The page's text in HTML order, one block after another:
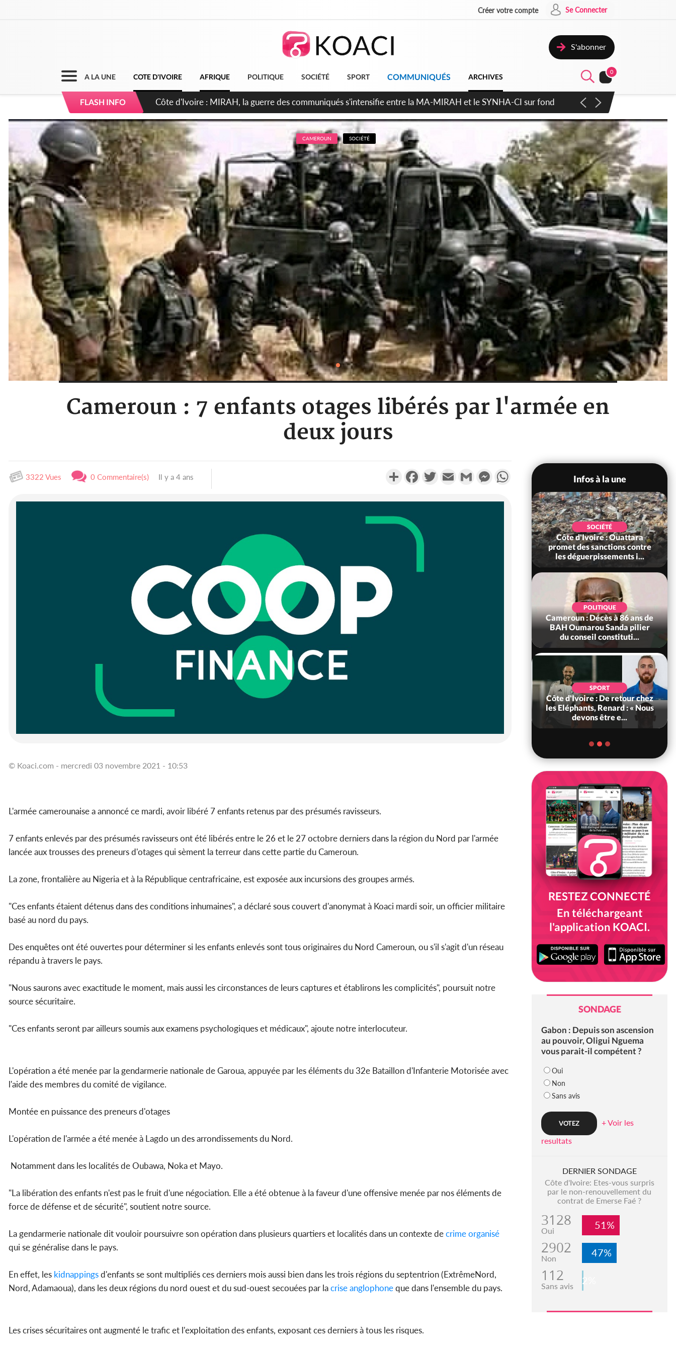
Créer votre compte Se Connecter
S'abonner
A LA UNE COTE D'IVOIRE AFRIQUE POLITIQUE SOCIÉTÉ SPORT COMMUNIQUÉS ARCHIVES
0
FLASH INFO Côte d'Ivoire : Indépendance 2026, Thiam plaide pour un environnement démocratique plus apaisé
CAMEROUN SOCIÉTÉ
Cameroun : 7 enfants otages libérés par l'armée en
deux jours
3322 Vues 0 Commentaire(s) Il y a 4 ans PartagerFacebookTwitterEmail Gmail MessengerWhatsApp
© Koaci.com - mercredi 03 novembre 2021 - 10:53
L'armée camerounaise a annoncé ce mardi, avoir libéré 7 enfants retenus par des présumés ravisseurs.
7 enfants enlevés par des présumés ravisseurs ont été libérés entre le 26 et le 27 octobre derniers dans la région du Nord par l'armée
lancée aux trousses des preneurs d'otages qui sèment la terreur dans cette partie du Cameroun.
La zone, frontalière au Nigeria et à la République centrafricaine, est exposée aux incursions des groupes armés.
"Ces enfants étaient détenus dans des conditions inhumaines", a déclaré sous couvert d'anonymat à Koaci mardi soir, un officier militaire
basé au nord du pays.
Des enquêtes ont été ouvertes pour déterminer si les enfants enlevés sont tous originaires du Nord Cameroun, ou s'il s'agit d'un réseau
répandu à travers le pays.
"Nous saurons avec exactitude le moment, mais aussi les circonstances de leurs captures et établirons les complicités", poursuit notre
source sécuritaire.
"Ces enfants seront par ailleurs soumis aux examens psychologiques et médicaux", ajoute notre interlocuteur.
L'opération a été menée par la gendarmerie nationale de Garoua, appuyée par les éléments du 32e Bataillon d'Infanterie Motorisée avec
l'aide des membres du comité de vigilance.
Montée en puissance des preneurs d'otages
L'opération de l'armée a été menée à Lagdo un des arrondissements du Nord.
Notamment dans les localités de Oubawa, Noka et Mayo.
"La libération des enfants n'est pas le fruit d'une négociation. Elle a été obtenue à la faveur d'une offensive menée par nos éléments de
force de défense et de sécurité", soutient notre source.
La gendarmerie nationale dit vouloir poursuivre son opération dans plusieurs quartiers et localités dans un contexte decrime organisé
qui se généralise dans le pays.
En effet, les kidnappingsd'enfants se sont multipliés ces derniers mois aussi bien dans les trois régions du septentrion (ExtrêmeNord,
Nord, Adamaoua), dans les deux régions du nord ouest et du sud-ouest secouées par lacrise anglophoneque dans l'ensemble du pays.
Les crises sécuritaires ont augmenté le trafic et l'exploitation des enfants, exposant ces derniers à tous les risques.
Infos à la une
Côte d'Ivoire : Après le pari
réussi du 66e anniversaire,
SOCIÉTÉ
Côte d'Ivoire : Ouattara
promet des sanctions contre
les déguerpissements i...
POLITIQUE
Cameroun : Décès à 86 ans de
BAH Oumarou Sanda pilier
du conseil constituti...
SPORT
Côte d'Ivoire : De retour chez
les Eléphants, Renard : « Nous
devons être e...
RESTEZ CONNECTÉ
En téléchargeant
l'application KOACI.
SONDAGE
Gabon : Depuis son ascension
au pouvoir, Oligui Nguema
vous parait-il compétent ?
Oui
Non
Sans avis
+ Voir les
resultats
DERNIER SONDAGE
Côte d'Ivoire: Etes-vous surpris
par le non-renouvellement du
contrat de Emerse Faé ?
3128
Oui 51%
2902
Non 47%
112
Sans avis 2%